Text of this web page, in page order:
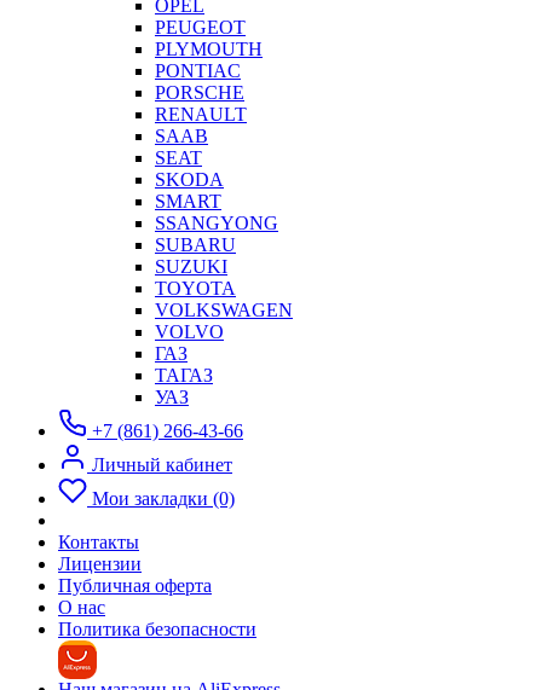
OPEL
PEUGEOT
PLYMOUTH
PONTIAC
PORSCHE
RENAULT
SAAB
SEAT
SKODA
SMART
SSANGYONG
SUBARU
SUZUKI
TOYOTA
VOLKSWAGEN
VOLVO
ГАЗ
ТАГАЗ
УАЗ
+7 (861) 266-43-66
Личный кабинет
Мои закладки (0)
Контакты
Лицензии
Публичная оферта
О нас
Политика безопасности